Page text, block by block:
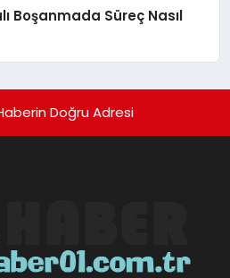
Boşanmada Süreç Nasıl
Doğru Adresi